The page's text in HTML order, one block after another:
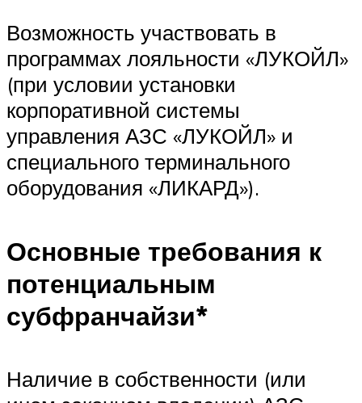
Возможность участвовать в
программах лояльности «ЛУКОЙЛ»
(при условии установки
корпоративной системы
управления АЗС «ЛУКОЙЛ» и
специального терминального
оборудования «ЛИКАРД»).
Основные требования к
потенциальным
субфранчайзи*
Наличие в собственности (или